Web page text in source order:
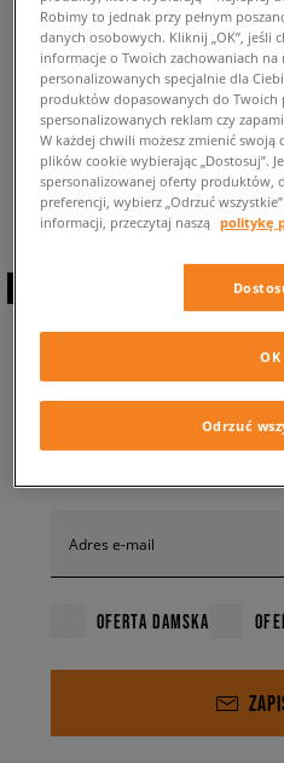
POWRÓT
Aktualnie przeglądasz: Confront
slip-on: 0 ✅
ZAPISZ SIĘ
Adres e-mail
OFERTA DAMSKA
Robimy to jednak przy pełnym
danych osobowych. Kliknij „OK”, jeśli
informacje o Twoich zachowaniach
personalizowanych specjalnie dla
produktów dopasowanych do Twoich
spersonalizowanych reklam czy
W każdej chwili możesz zmienić swoją
plików cookie wybierając „Dostosuj”.
spersonalizowanej oferty produktów,
preferencji, wybierz „Odrzuć
informacji, przeczytaj naszą politykę
Odrzuć
OK